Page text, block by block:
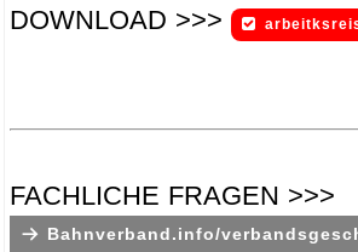
DOWNLOAD >>>
FACHLICHE FRAGEN >>>
Bahnverband.info/